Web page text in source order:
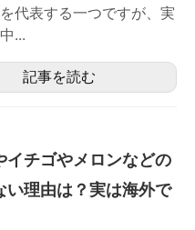
代表する一つですが、実
...
記事を読む
イチゴやメロンなどの
い理由は？実は海外で